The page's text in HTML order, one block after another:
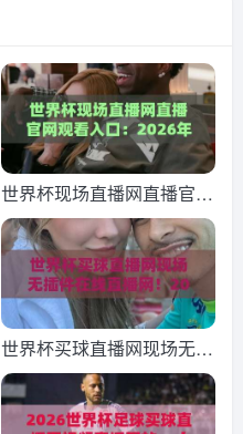
世界杯现场直播网直播官网
观看入口：2026年最全观
赛指南【世界杯现场直播
网】附官方入口
世界杯买球直播网现场无插
件在线直播网！2026世界
杯观赛终极指南（世界杯买